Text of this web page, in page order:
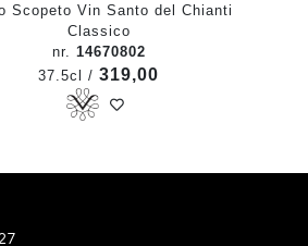
Scopeto Vin Santo del Chianti
Classico
nr. 14670802
37.5cl / 319,00